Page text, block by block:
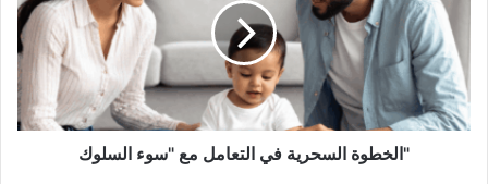
التعامل
مع
"سوء
الخطوة السحرية في التعامل مع "سوء السلوك"